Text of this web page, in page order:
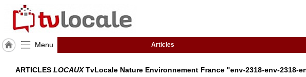
Menu Articles
ARTICLES LOCAUXTvLocale Nature Environnement France "env-2318-env-2318-